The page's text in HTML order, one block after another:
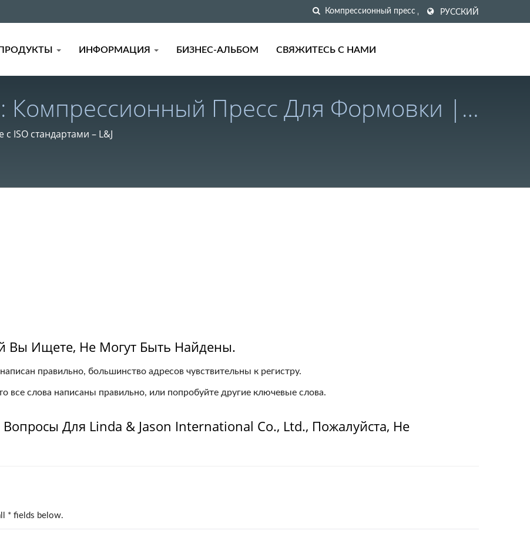
РУССКИЙ
ПРОДУКТЫ ИНФОРМАЦИЯ БИЗНЕС-АЛЬБОМ СВЯЖИТЕСЬ С НАМИ
Компрессионный Пресс Для Формовки |
Составы И Формулы Для Глобальных
ISO стандартами – L&J
Вы Ищете, Не Могут Быть Найдены.
правильно, большинство адресов чувствительны к регистру.
все слова написаны правильно, или попробуйте другие ключевые слова.
Для Linda & Jason International Co., Ltd., Пожалуйста, Не